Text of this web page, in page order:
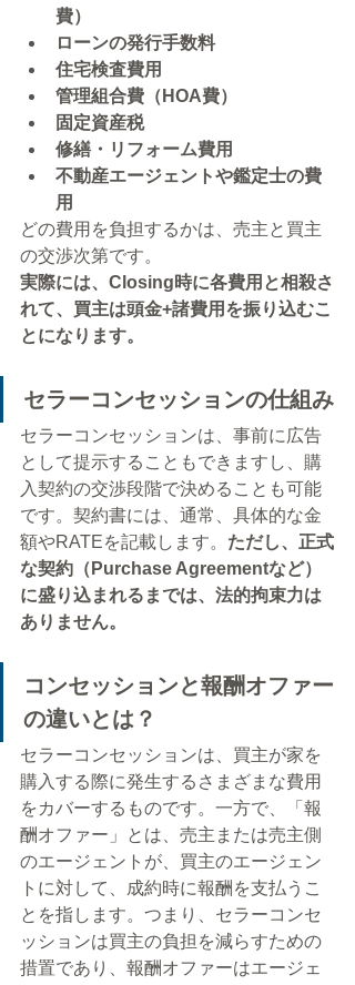
費）
ローンの発行手数料
住宅検査費用
管理組合費（HOA費）
固定資産税
修繕・リフォーム費用
不動産エージェントや鑑定士の費
用
どの費用を負担するかは、売主と買主
の交渉次第です。
実際には、Closing時に各費用と相殺さ
れて、買主は頭金+諸費用を振り込むこ
とになります。
セラーコンセッションの仕組み
セラーコンセッションは、事前に広告
として提示することもできますし、購
入契約の交渉段階で決めることも可能
です。契約書には、通常、具体的な金
額やRATEを記載します。 ただし、正式
な契約（Purchase Agreementなど）
に盛り込まれるまでは、法的拘束力は
ありません。
コンセッションと報酬オファー
の違いとは？
セラーコンセッションは、買主が家を
購入する際に発生するさまざまな費用
をカバーするものです。一方で、「報
酬オファー」とは、売主または売主側
のエージェントが、買主のエージェン
トに対して、成約時に報酬を支払うこ
とを指します。つまり、セラーコンセ
ッションは買主の負担を減らすための
措置であり、報酬オファーはエージェ